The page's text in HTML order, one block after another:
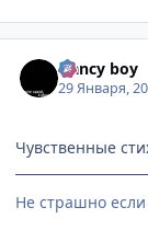
Nancy boy
29 Января,
Чувственные
Не страшно